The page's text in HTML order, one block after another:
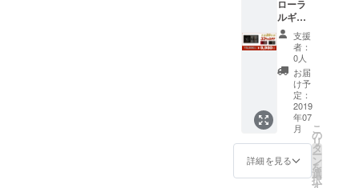
いま
す。 ※
送料込
の価格
となり
ます。
になる
可能性
もござ
いま
す。ご
了承く
ださ
い。
※2019
年7月に
お届け
する予
定です
語取扱
説明書
×1枚 ※
ペン先
はEF、
Fから選
択可能
で、色
は花梨
と黒檀
から選
択可能
です。
ローラ
ルギフ
トセッ
ト1点
（一般
販売予
定価格
15,000
円） <1
セット>
詳細：
・万年
筆1点
・カー
ドリッ
支援
者：
0人
お届
け予
定：
2019
年07
月
詳細を見る
こ
の
リ
タ
ー
ン
を
選
択